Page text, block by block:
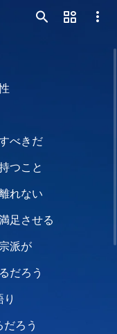
べきだ
つこと
れない
足させる
派が
だろう
ろう